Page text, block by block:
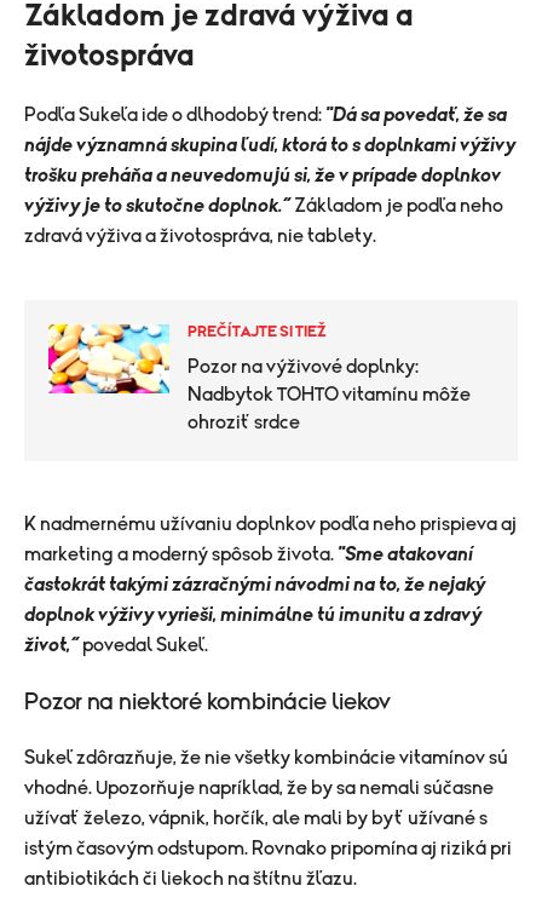
Základom je zdravá výživa a
životospráva
Podľa Sukeľa ide o dlhodobý trend: "Dá sa povedať, že sa
nájde významná skupina ľudí, ktorá to s doplnkami výživy
trošku preháňa a neuvedomujú si, že v prípade doplnkov
výživy je to skutočne doplnok.“ Základom je podľa neho
zdravá výživa a životospráva, nie tablety.
PREČÍTAJTE SI TIEŽ
Pozor na výživové doplnky:
Nadbytok TOHTO vitamínu môže
ohroziť srdce
K nadmernému užívaniu doplnkov podľa neho prispieva aj
marketing a moderný spôsob života. "Sme atakovaní
častokrát takými zázračnými návodmi na to, že nejaký
doplnok výživy vyrieši, minimálne tú imunitu a zdravý
život,“ povedal Sukeľ.
Pozor na niektoré kombinácie liekov
Sukeľ zdôrazňuje, že nie všetky kombinácie vitamínov sú
vhodné. Upozorňuje napríklad, že by sa nemali súčasne
užívať železo, vápnik, horčík, ale mali by byť užívané s
istým časovým odstupom. Rovnako pripomína aj riziká pri
antibiotikách či liekoch na štítnu žľazu.